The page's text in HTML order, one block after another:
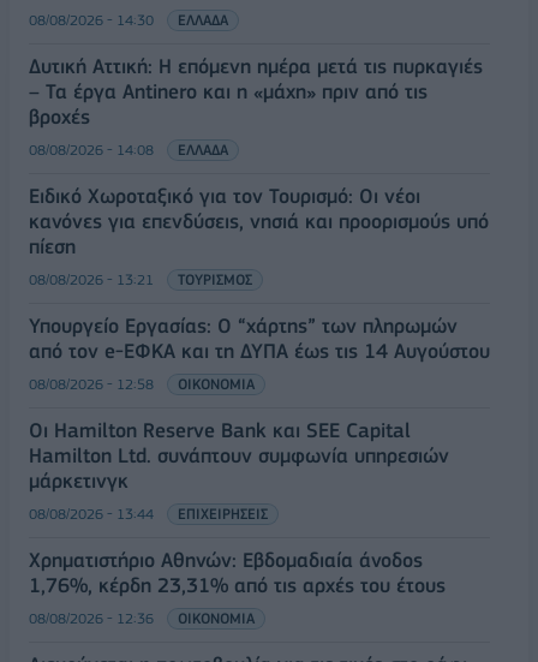
08/08/2026 - 14:30 ΕΛΛΑΔΑ
Δυτική Αττική: Η επόμενη ημέρα μετά τις πυρκαγιές
– Τα έργα Antinero και η «μάχη» πριν από τις
βροχές
08/08/2026 - 14:08 ΕΛΛΑΔΑ
Ειδικό Χωροταξικό για τον Τουρισμό: Οι νέοι
κανόνες για επενδύσεις, νησιά και προορισμούς υπό
πίεση
08/08/2026 - 13:21 ΤΟΥΡΙΣΜΟΣ
Υπουργείο Εργασίας: Ο “χάρτης” των πληρωμών
από τον e-ΕΦΚΑ και τη ΔΥΠΑ έως τις 14 Αυγούστου
08/08/2026 - 12:58 ΟΙΚΟΝΟΜΙΑ
Οι Hamilton Reserve Bank και SEE Capital
Hamilton Ltd. συνάπτουν συμφωνία υπηρεσιών
μάρκετινγκ
08/08/2026 - 13:44 ΕΠΙΧΕΙΡΗΣΕΙΣ
Χρηματιστήριο Αθηνών: Εβδομαδιαία άνοδος
1,76%, κέρδη 23,31% από τις αρχές του έτους
08/08/2026 - 12:36 ΟΙΚΟΝΟΜΙΑ